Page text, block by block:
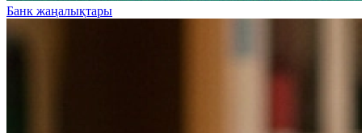
Банк жаңалықтары